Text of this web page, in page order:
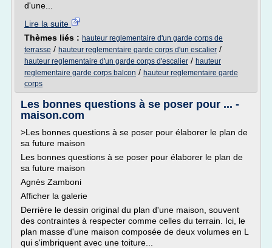
d'une...
Lire la suite
Thèmes liés : hauteur reglementaire d'un garde corps de
terrasse / hauteur reglementaire garde corps d'un escalier /
hauteur reglementaire d'un garde corps d'escalier / hauteur
reglementaire garde corps balcon / hauteur reglementaire garde
corps
Les bonnes questions à se poser pour ... -
maison.com
>Les bonnes questions à se poser pour élaborer le plan de
sa future maison
Les bonnes questions à se poser pour élaborer le plan de
sa future maison
Agnès Zamboni
Afficher la galerie
Derrière le dessin original du plan d'une maison, souvent
des contraintes à respecter comme celles du terrain. Ici, le
plan masse d'une maison composée de deux volumes en L
qui s'imbriquent avec une toiture...